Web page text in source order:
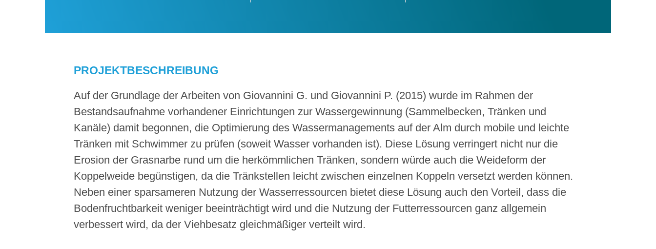
PROJEKTBESCHREIBUNG
Auf der Grundlage der Arbeiten von Giovannini G. und Giovannini P. (2015) wurde im Rahmen der
Bestandsaufnahme vorhandener Einrichtungen zur Wassergewinnung (Sammelbecken, Tränken und
Kanäle) damit begonnen, die Optimierung des Wassermanagements auf der Alm durch mobile und leichte
Tränken mit Schwimmer zu prüfen (soweit Wasser vorhanden ist). Diese Lösung verringert nicht nur die
Erosion der Grasnarbe rund um die herkömmlichen Tränken, sondern würde auch die Weideform der
Koppelweide begünstigen, da die Tränkstellen leicht zwischen einzelnen Koppeln versetzt werden können.
Neben einer sparsameren Nutzung der Wasserressourcen bietet diese Lösung auch den Vorteil, dass die
Bodenfruchtbarkeit weniger beeinträchtigt wird und die Nutzung der Futterressourcen ganz allgemein
verbessert wird, da der Viehbesatz gleichmäßiger verteilt wird.